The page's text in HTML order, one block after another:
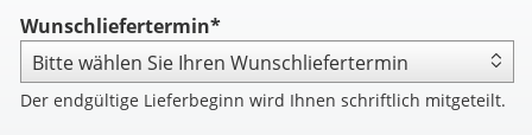
Wunschliefertermin*
Der endgültige Lieferbeginn wird Ihnen schriftlich mitgeteilt.